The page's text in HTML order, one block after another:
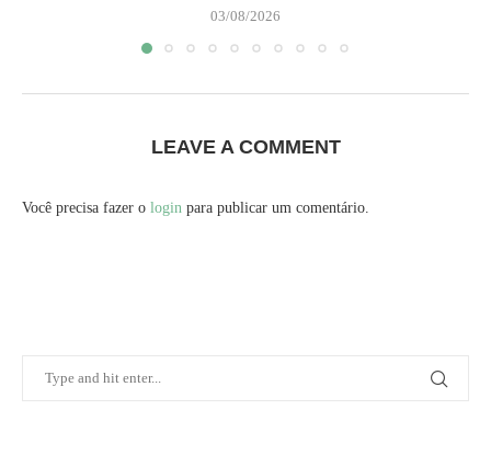
03/08/2026
LEAVE A COMMENT
Você precisa fazer o login para publicar um comentário.